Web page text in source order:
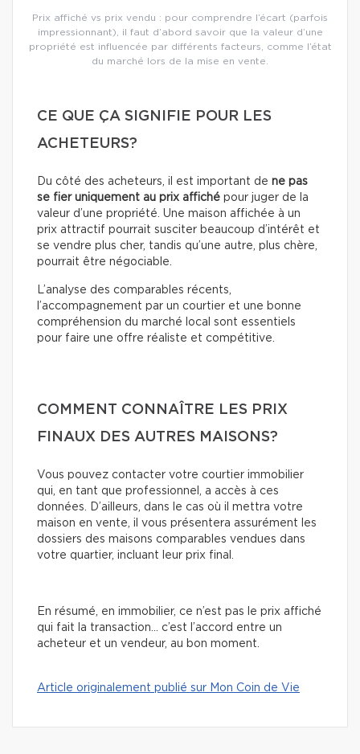
Prix affiché vs prix vendu : pour comprendre l’écart (parfois
impressionnant), il faut d’abord savoir que la valeur d’une
propriété est influencée par différents facteurs, comme l’état
du marché lors de la mise en vente.
CE QUE ÇA SIGNIFIE POUR LES
ACHETEURS?
Du côté des acheteurs, il est important de ne pas
se fier uniquement au prix affiché pour juger de la
valeur d’une propriété. Une maison affichée à un
prix attractif pourrait susciter beaucoup d’intérêt et
se vendre plus cher, tandis qu’une autre, plus chère,
pourrait être négociable.
L’analyse des comparables récents,
l’accompagnement par un courtier et une bonne
compréhension du marché local sont essentiels
pour faire une offre réaliste et compétitive.
COMMENT CONNAÎTRE LES PRIX
FINAUX DES AUTRES MAISONS?
Vous pouvez contacter votre courtier immobilier
qui, en tant que professionnel, a accès à ces
données. D’ailleurs, dans le cas où il mettra votre
maison en vente, il vous présentera assurément les
dossiers des maisons comparables vendues dans
votre quartier, incluant leur prix final.
En résumé, en immobilier, ce n’est pas le prix affiché
qui fait la transaction… c’est l’accord entre un
acheteur et un vendeur, au bon moment.
Article originalement publié sur Mon Coin de Vie